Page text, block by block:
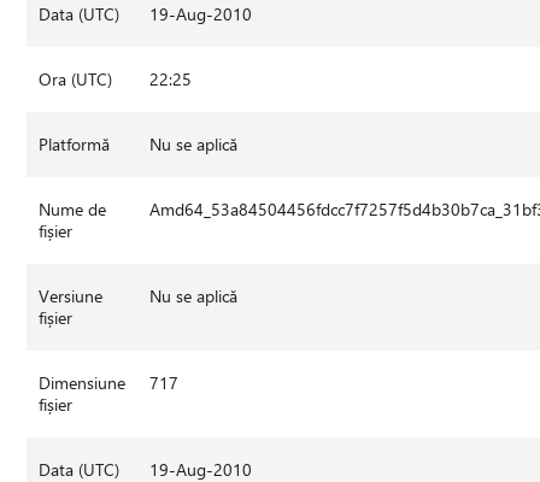
Data (UTC) 19-Aug-2010
Ora (UTC) 22:25
Platformă Nu se aplică
Nume de
fișier
Versiune
fișier
Nu se aplică
Dimensiune
fișier
717
Data (UTC) 19-Aug-2010